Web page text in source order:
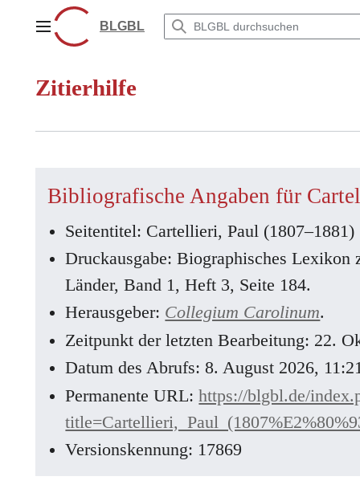
springenHauptmenüBLGBL
Zitierhilfe
Bibliografische Angaben für
Seitentitel: Cartellieri, Paul (1807–1881)
Druckausgabe: Biographisches Lexikon
Länder, Band 1, Heft 3, Seite 184.
Herausgeber: Collegium Carolinum.
Zeitpunkt der letzten Bearbeitung: 22.
Datum des Abrufs: 8. August 2026,
Permanente URL:https://blgbl.de/
Versionskennung: 17869